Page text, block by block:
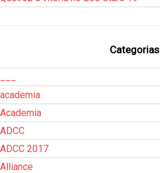
Categorias
academia
Academia
ADCC
ADCC 2017
Alliance